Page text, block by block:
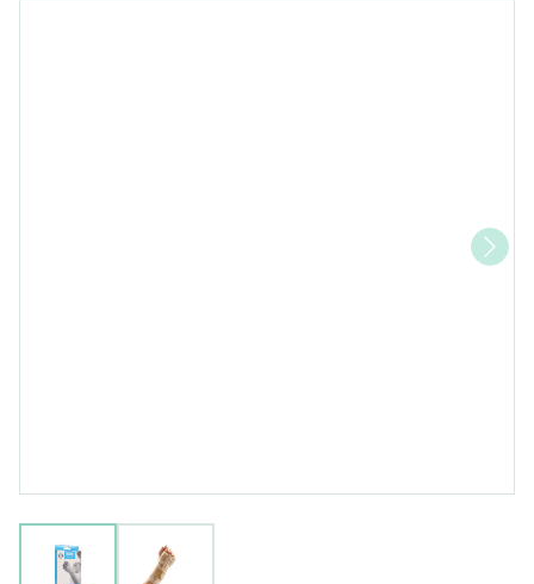
View larger imageView larger image